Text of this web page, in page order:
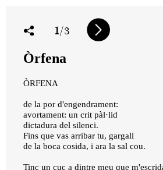
1/3
Òrfena
ÒRFENA
de la por d'engendrament:
avortament: un crit pàl·lid
dictadura del silenci.
Fins que vas arribar tu, gargall
de la boca cosida, i ara la sal cou.
Tinc un cuc a dintre meu que